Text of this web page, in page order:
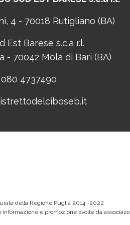
4 - 70018 Rutigliano (BA)
Est Barese s.c.a r.l.
- 70042 Mola di Bari (BA)
080 4737490
della Regione Puglia 2014 -2022
e promozione svolte da